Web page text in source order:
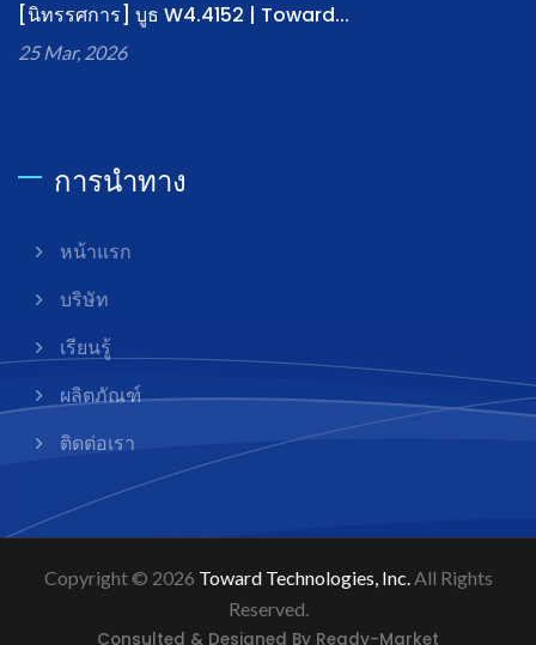
[นิทรรศการ] บูธ W4.4152 | Toward...
25 Mar, 2026
การนำทาง
หน้าแรก
บริษัท
เรียนรู้
ผลิตภัณฑ์
ติดต่อเรา
Copyright © 2026 Toward Technologies, Inc.All Rights
Reserved.
Consulted & Designed By Ready-Market